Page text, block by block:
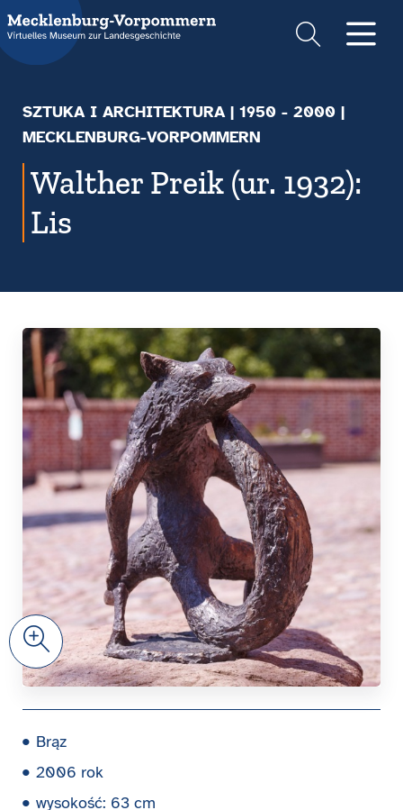
Suche
SZTUKA I ARCHITEKTURA| 1950 - 2000 |
MECKLENBURG-VORPOMMERN
Walther Preik (ur. 1932):
Lis
Zoom
Brąz
2006 rok
wysokość: 63 cm